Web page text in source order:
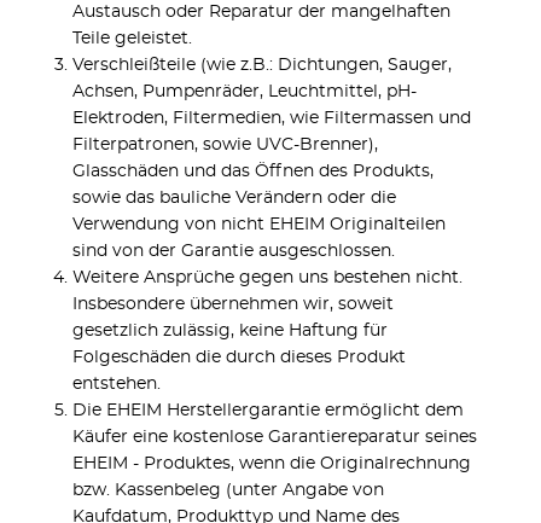
Austausch oder Reparatur der mangelhaften
Teile geleistet.
Verschleißteile (wie z.B.: Dichtungen, Sauger,
Achsen, Pumpenräder, Leuchtmittel, pH-
Elektroden, Filtermedien, wie Filtermassen und
Filterpatronen, sowie UVC-Brenner),
Glasschäden und das Öffnen des Produkts,
sowie das bauliche Verändern oder die
Verwendung von nicht EHEIM Originalteilen
sind von der Garantie ausgeschlossen.
Weitere Ansprüche gegen uns bestehen nicht.
Insbesondere übernehmen wir, soweit
gesetzlich zulässig, keine Haftung für
Folgeschäden die durch dieses Produkt
entstehen.
Die EHEIM Herstellergarantie ermöglicht dem
Käufer eine kostenlose Garantiereparatur seines
EHEIM - Produktes, wenn die Originalrechnung
bzw. Kassenbeleg (unter Angabe von
Kaufdatum, Produkttyp und Name des